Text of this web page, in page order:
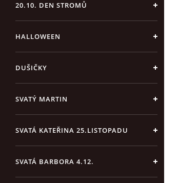
20.10. DEN STROMŮ
HALLOWEEN
DUŠIČKY
SVATÝ MARTIN
SVATÁ KATEŘINA 25.LISTOPADU
SVATÁ BARBORA 4.12.